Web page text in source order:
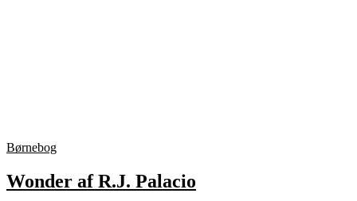
Børnebog
Wonder af R.J. Palacio